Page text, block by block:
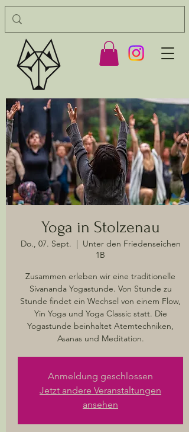
Yoga in Stolzenau
Do., 07. Sept.
  |
Unter den Friedenseichen
1B
Zusammen erleben wir eine traditionelle
Sivananda Yogastunde. Von Stunde zu
Stunde findet ein Wechsel von einem Flow,
Yin Yoga und Yoga Classic statt. Die
Yogastunde beinhaltet Atemtechniken,
Asanas und Meditation.
Anmeldung geschlossen
Jetzt andere Veranstaltungen
ansehen